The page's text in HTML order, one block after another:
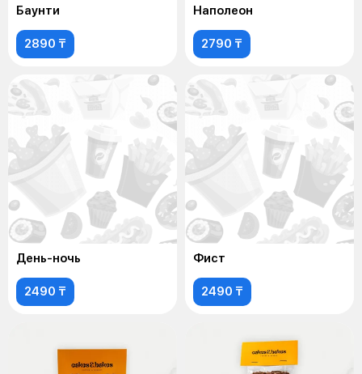
Баунти
2890 ₸
Наполеон
2790 ₸
День-ночь
2490 ₸
Фист
2490 ₸